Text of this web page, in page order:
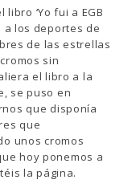
‘Yo fui a EGB
a los deportes de
de las estrellas
sin
el libro a la
se puso en
que disponía
que
unos cromos
hoy ponemos a
la página.